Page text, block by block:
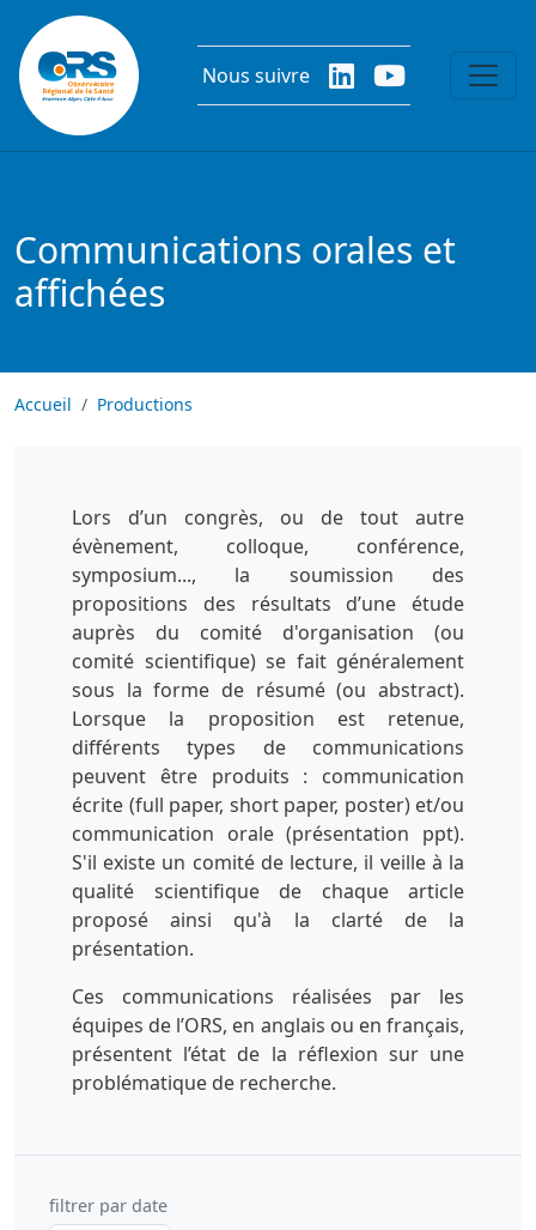
Aller au contenu principal
Nous suivre
Communications orales et
affichées
Accueil Productions
Lors d’un congrès, ou de tout autre
évènement, colloque, conférence,
symposium..., la soumission des
propositions des résultats d’une étude
auprès du comité d'organisation (ou
comité scientifique) se fait généralement
sous la forme de résumé (ou abstract).
Lorsque la proposition est retenue,
différents types de communications
peuvent être produits : communication
écrite (full paper, short paper, poster) et/ou
communication orale (présentation ppt).
S'il existe un comité de lecture, il veille à la
qualité scientifique de chaque article
proposé ainsi qu'à la clarté de la
présentation.
Ces communications réalisées par les
équipes de l’ORS, en anglais ou en français,
présentent l’état de la réflexion sur une
problématique de recherche.
filtrer par date